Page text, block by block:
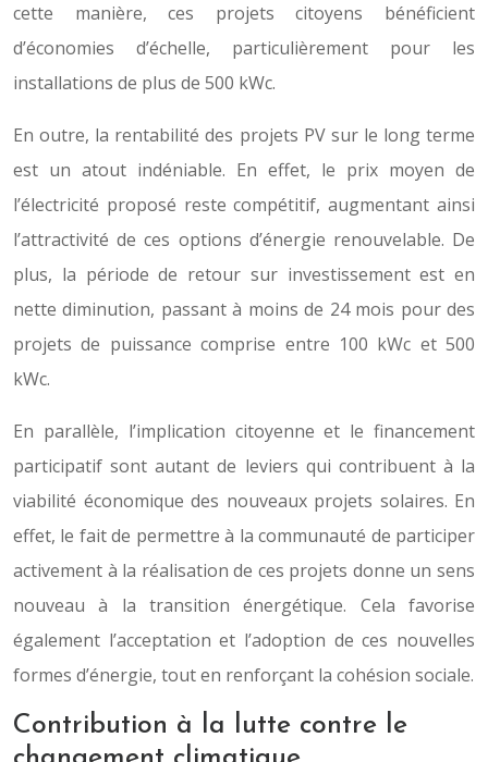
cette manière, ces projets citoyens bénéficient
d’économies d’échelle, particulièrement pour les
installations de plus de 500 kWc.
En outre, la rentabilité des projets PV sur le long terme
est un atout indéniable. En effet, le prix moyen de
l’électricité proposé reste compétitif, augmentant ainsi
l’attractivité de ces options d’énergie renouvelable. De
plus, la période de retour sur investissement est en
nette diminution, passant à moins de 24 mois pour des
projets de puissance comprise entre 100 kWc et 500
kWc.
En parallèle, l’implication citoyenne et le financement
participatif sont autant de leviers qui contribuent à la
viabilité économique des nouveaux projets solaires. En
effet, le fait de permettre à la communauté de participer
activement à la réalisation de ces projets donne un sens
nouveau à la transition énergétique. Cela favorise
également l’acceptation et l’adoption de ces nouvelles
formes d’énergie, tout en renforçant la cohésion sociale.
Contribution à la lutte contre le